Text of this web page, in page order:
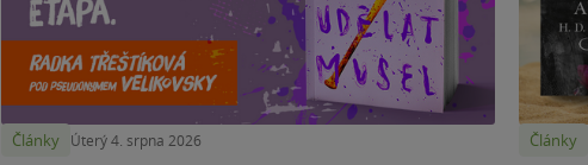
Články Úterý 4. srpna 2026 Články